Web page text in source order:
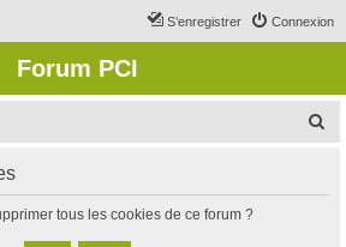
Connexion
S’enregistrer
Forum PCI
tous les cookies de ce forum ?